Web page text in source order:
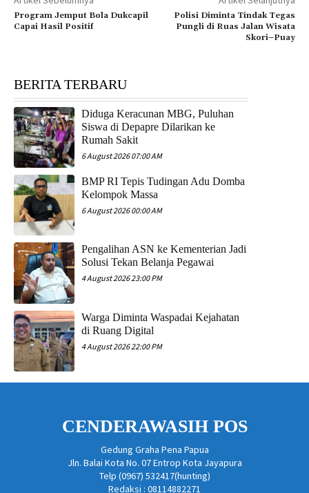
Program Jemput Bola Dukcapil
Capai Hasil Positif
Polisi Diminta Tindak Tegas
Pungli di Ruas Jalan Wisata
Skori–Puay
BERITA TERBARU
Diduga Keracunan MBG, Puluhan
Siswa di Depapre Dilarikan ke
Rumah Sakit
6 August 2026 07:00 AM
​BMP RI Tepis Tudingan Adu Domba
Kelompok Massa
6 August 2026 00:00 AM
Pengalihan ASN ke Kementerian Jadi
Solusi Tekan Belanja Pegawai
4 August 2026 23:00 PM
Warga Diminta Waspadai Kejahatan
di Ruang Digital
4 August 2026 22:00 PM
CENDERAWASIH POS
Gedung Graha Pena Papua
Jln. Balai Kota No. 07 Entrop Kota Jayapura
Telp (0967) 532417(hunting)
Redaksi : 08114882271